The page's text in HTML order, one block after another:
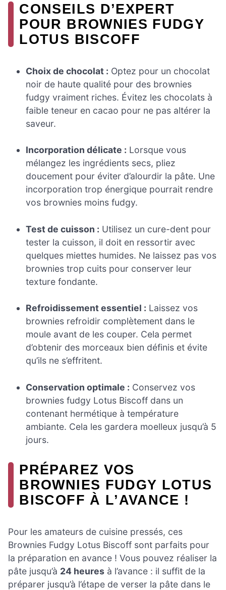
CONSEILS D’EXPERT
POUR BROWNIES FUDGY
LOTUS BISCOFF
Choix de chocolat : Optez pour un chocolat
noir de haute qualité pour des brownies
fudgy vraiment riches. Évitez les chocolats à
faible teneur en cacao pour ne pas altérer la
saveur.
Incorporation délicate : Lorsque vous
mélangez les ingrédients secs, pliez
doucement pour éviter d’alourdir la pâte. Une
incorporation trop énergique pourrait rendre
vos brownies moins fudgy.
Test de cuisson : Utilisez un cure-dent pour
tester la cuisson, il doit en ressortir avec
quelques miettes humides. Ne laissez pas vos
brownies trop cuits pour conserver leur
texture fondante.
Refroidissement essentiel : Laissez vos
brownies refroidir complètement dans le
moule avant de les couper. Cela permet
d’obtenir des morceaux bien définis et évite
qu’ils ne s’effritent.
Conservation optimale : Conservez vos
brownies fudgy Lotus Biscoff dans un
contenant hermétique à température
ambiante. Cela les gardera moelleux jusqu’à 5
jours.
PRÉPAREZ VOS
BROWNIES FUDGY LOTUS
BISCOFF À L’AVANCE !
Pour les amateurs de cuisine pressés, ces
Brownies Fudgy Lotus Biscoff sont parfaits pour
la préparation en avance ! Vous pouvez réaliser la
pâte jusqu’à 24 heures à l’avance : il suffit de la
préparer jusqu’à l’étape de verser la pâte dans le